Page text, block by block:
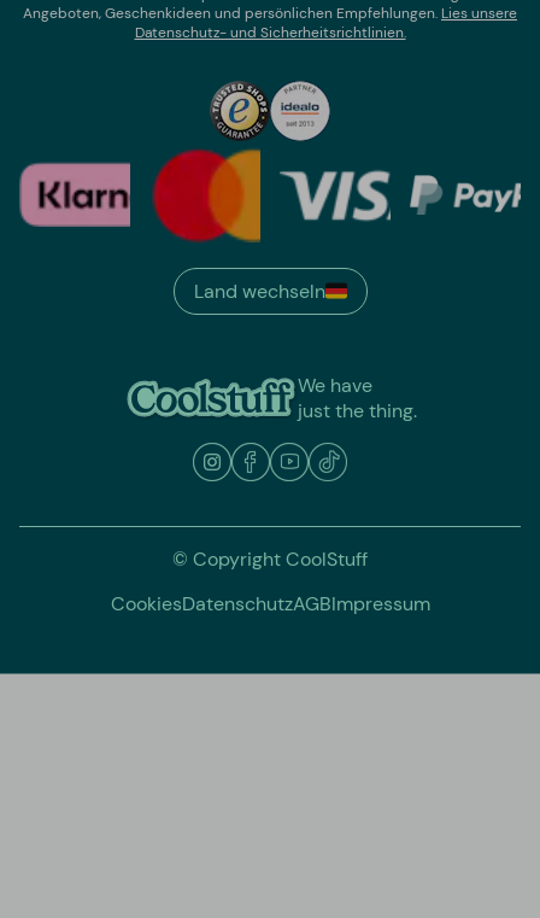
Angeboten, Geschenkideen und persönlichen Empfehlungen. Lies unsere
Datenschutz- und Sicherheitsrichtlinien.
We have
just the thing.
Land wechseln
© Copyright CoolStuff
CookiesDatenschutzAGBImpressum